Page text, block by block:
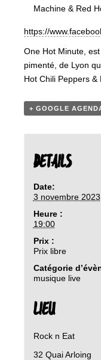
Machine & Red
https://
One Hot Minute,
pimenté, de Lyon
Hot Chili Peppers &
+ GOOGLE
DETAILS
Date:
3 novembre 2023
Heure :
19:00
Prix :
Prix libre
Catégorie
musique live
LIEU
Rock n Eat
32 Quai Arloing